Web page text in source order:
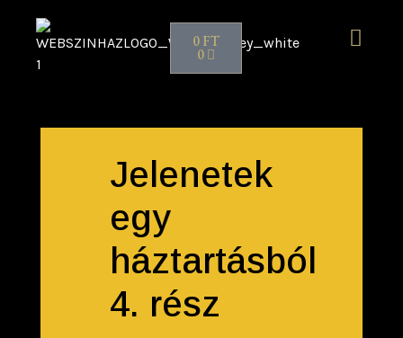
0 FT
0
Jelenetek
egy
háztartásból
4. rész